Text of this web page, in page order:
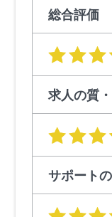
総合評価
求人の質
サポート